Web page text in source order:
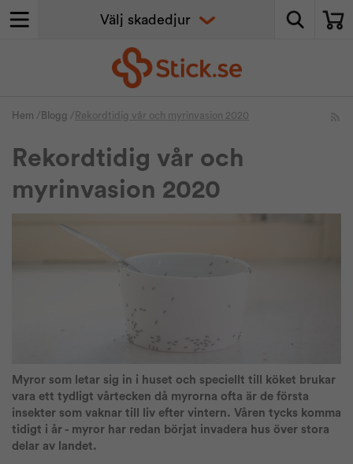
Hem / Blogg / Rekordtidig vår och myrinvasion 2020
Rekordtidig vår och
myrinvasion 2020
Myror som letar sig in i huset och speciellt till köket brukar
vara ett tydligt vårtecken då myrorna ofta är de första
insekter som vaknar till liv efter vintern. Våren tycks komma
tidigt i år - myror har redan börjat invadera hus över stora
delar av landet.